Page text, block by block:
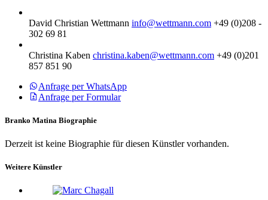
David Christian Wettmann info@wettmann.com +49 (0)208 -
302 69 81
Christina Kaben christina.kaben@wettmann.com +49 (0)201
857 851 90
Anfrage per WhatsApp
Anfrage per Formular
Branko Matina Biographie
Derzeit ist keine Biographie für diesen Künstler vorhanden.
Weitere Künstler